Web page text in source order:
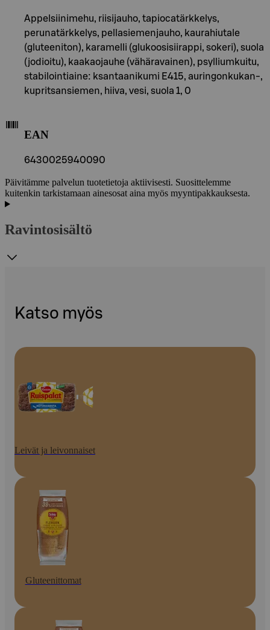
Appelsiinimehu, riisijauho, tapiocatärkkelys,
perunatärkkelys, pellasiemenjauho, kaurahiutale
(gluteeniton), karamelli (glukoosisiirappi, sokeri), suola
(jodioitu), kaakaojauhe (vähäravainen), psylliumkuitu,
stabilointiaine: ksantaanikumi E415, auringonkukan-,
kupritsansiemen, hiiva, vesi, suola 1, 0
EAN
6430025940090
Päivitämme palvelun tuotetietoja aktiivisesti. Suosittelemme
kuitenkin tarkistamaan ainesosat aina myös myyntipakkauksesta.
Ravintosisältö
Katso myös
Leivät ja leivonnaiset
Gluteenittomat